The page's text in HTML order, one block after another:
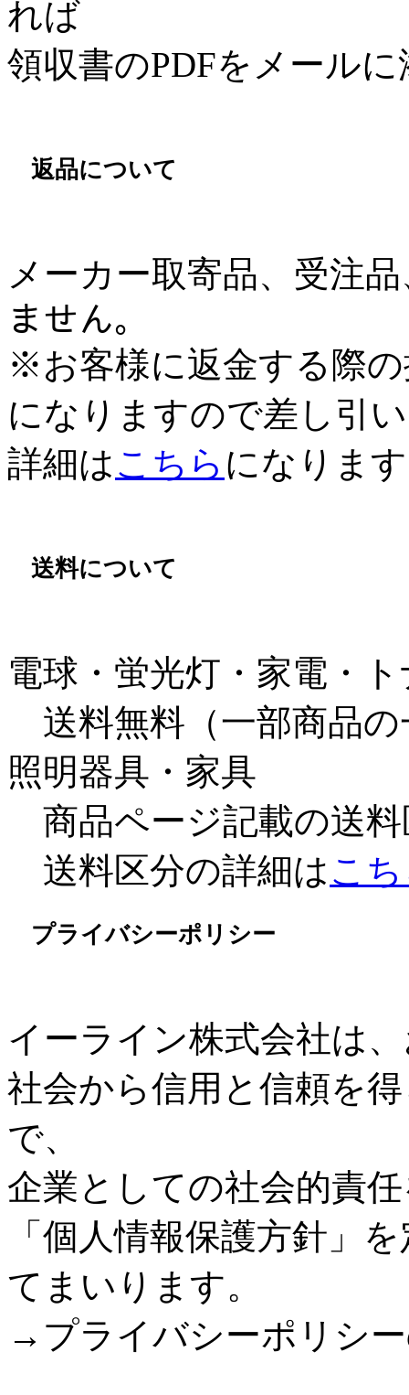
れば
領収書のPDFをメール
返品について
メーカー取寄品、受注
ません。
※お客様に返金する際
になりますので差し引
詳細はこちら になりま
送料について
電球・蛍光灯・家電・
送料無料（一部商品の
照明器具・家具
商品ページ記載の送
送料区分の詳細はこ
プライバシーポリシー
イーライン株式会社は
社会から信用と信頼を
で、
企業としての社会的責
「個人情報保護方針」
てまいります。
→プライバシーポリシ